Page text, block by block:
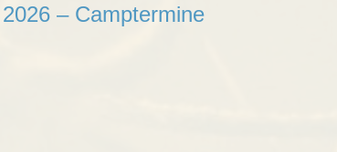
– Camptermine